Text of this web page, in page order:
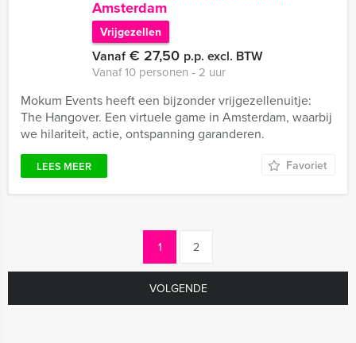
Amsterdam
Vrijgezellen
Vanaf€ 27,50 p.p. excl. BTW
Vanaf 10 personen ‐ 2 uur
Mokum Events heeft een bijzonder vrijgezellenuitje:
The Hangover. Een virtuele game in Amsterdam, waarbij
we hilariteit, actie, ontspanning garanderen.
LEES MEER Favoriet
1 2
VOLGENDE